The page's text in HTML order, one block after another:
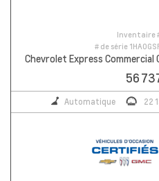
Inventaire
# de série
Chevrolet Express Commercial
56
Automatique 22